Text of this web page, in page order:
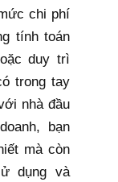
chi phí
tính toán
duy trì
trong tay
nhà đầu
bạn
mà còn
dụng và